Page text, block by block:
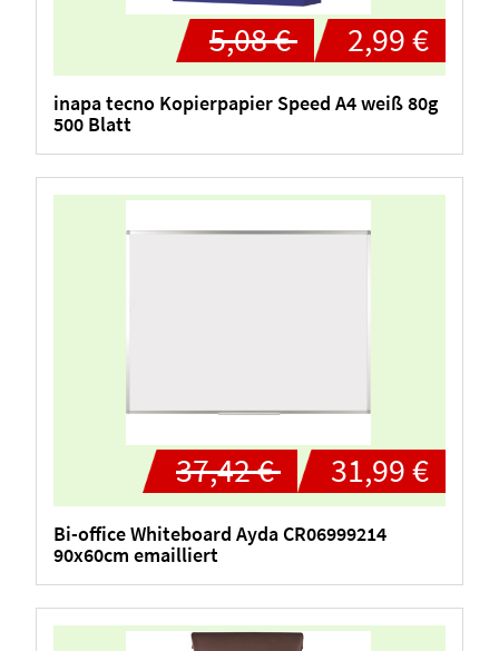
5,08 € 2,99 €
inapa tecno Kopierpapier Speed A4 weiß 80g
500 Blatt
37,42 € 31,99 €
Bi-office Whiteboard Ayda CR06999214
90x60cm emailliert